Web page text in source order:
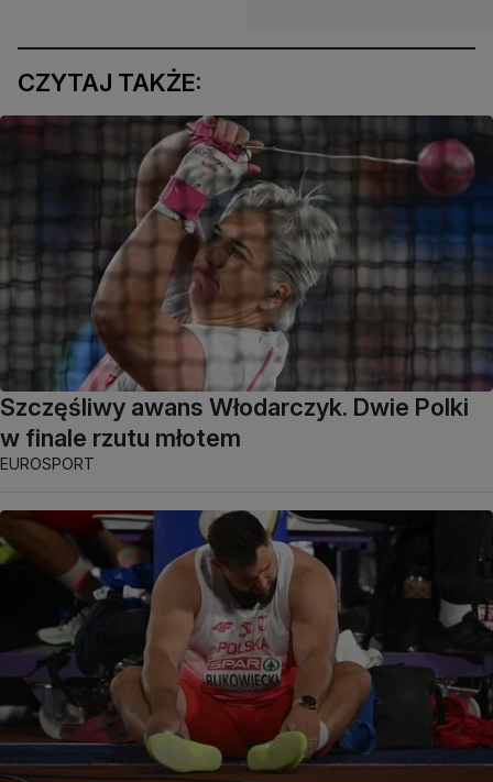
CZYTAJ TAKŻE:
Szczęśliwy awans Włodarczyk. Dwie Polki
w finale rzutu młotem
EUROSPORT